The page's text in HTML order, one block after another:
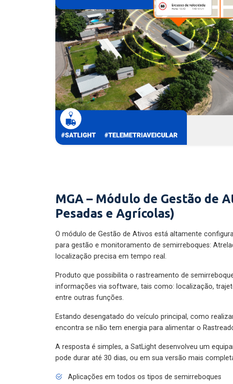
MGA – Módulo de Gestão de
Pesadas e Agrícolas)
O módulo de Gestão de Ativos está altamente
para gestão e monitoramento de semirreboques:
localização precisa em tempo real.
Produto que possibilita o rastreamento de
informações via software, tais como: localização,
entre outras funções.
Estando desengatado do veículo principal, como
encontra se não tem energia para alimentar o
A resposta é simples, a SatLight desenvolveu um
pode durar até 30 dias, ou em sua versão mais
Aplicações em todos os tipos de semirreboques